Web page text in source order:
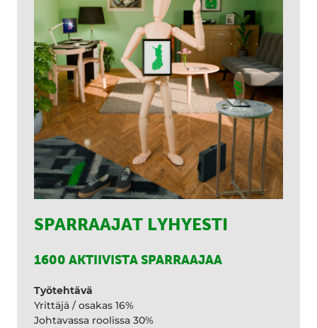
SPARRAAJAT LYHYESTI
1600 AKTIIVISTA SPARRAAJAA
Työtehtävä
Yrittäjä / osakas 16%
Johtavassa roolissa 30%